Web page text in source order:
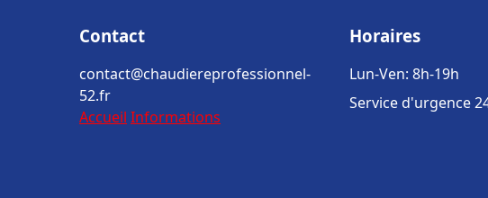
Contact
contact@chaudiereprofessionnel-
52.fr
Accueil Informations
Horaires
Lun-Ven: 8h-19h
Service d'urgence